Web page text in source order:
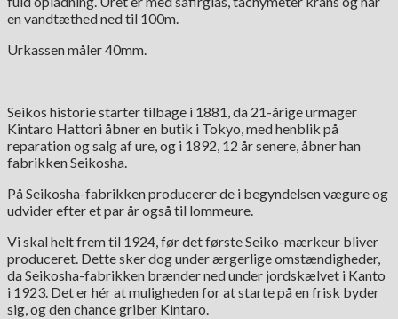
en vandtæthed ned til 100m.
Urkassen måler 40mm.
Seikos historie starter tilbage i 1881, da 21-årige urmager
Kintaro Hattori åbner en butik i Tokyo, med henblik på
reparation og salg af ure, og i 1892, 12 år senere, åbner han
fabrikken Seikosha.
På Seikosha-fabrikken producerer de i begyndelsen vægure og
udvider efter et par år også til lommeure.
Vi skal helt frem til 1924, før det første Seiko-mærkeur bliver
produceret. Dette sker dog under ærgerlige omstændigheder,
da Seikosha-fabrikken brænder ned under jordskælvet i Kanto
i 1923. Det er hér at muligheden for at starte på en frisk byder
sig, og den chance griber Kintaro.